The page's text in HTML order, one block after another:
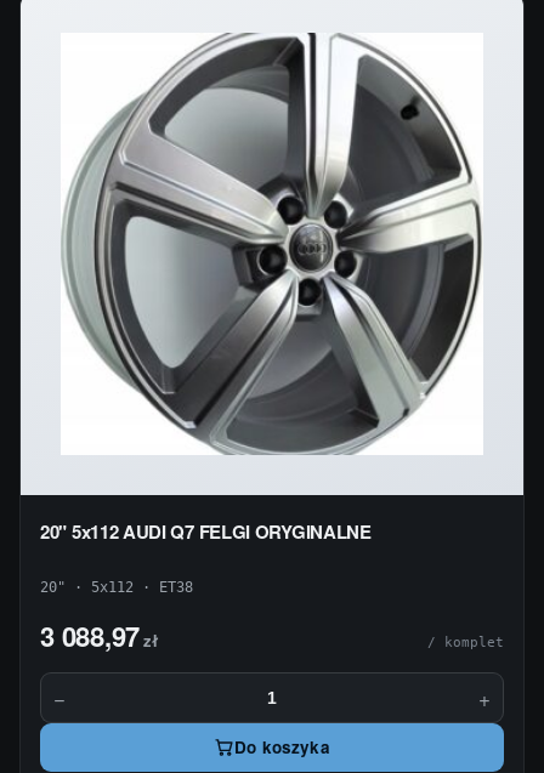
20" 5x112 AUDI Q7 FELGI ORYGINALNE
20" · 5x112 · ET38
3 088,97zł / komplet
− +
Do koszyka